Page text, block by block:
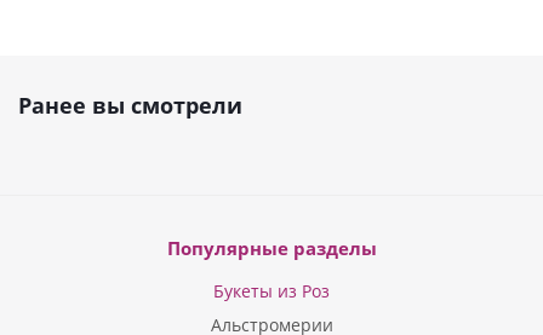
Ранее вы смотрели
Популярные разделы
Букеты из Роз
Альстромерии